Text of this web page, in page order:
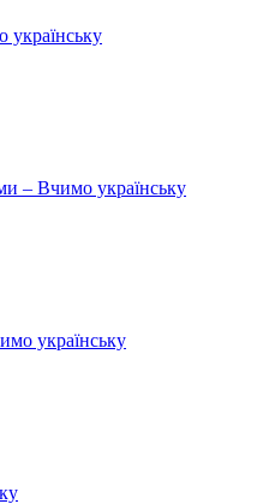
українську
– Вчимо українську
українську